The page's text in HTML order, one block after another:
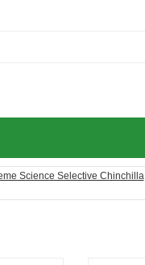
Science Selective Chinchilla